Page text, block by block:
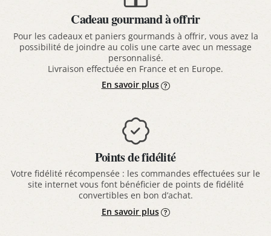
Cadeau gourmand à offrir
Pour les cadeaux et paniers gourmands à offrir, vous avez la
possibilité de joindre au colis une carte avec un message
personnalisé.
Livraison effectuée en France et en Europe.
En savoir plus
Points de fidélité
Votre fidélité récompensée : les commandes effectuées sur le
site internet vous font bénéficier de points de fidélité
convertibles en bon d’achat.
En savoir plus